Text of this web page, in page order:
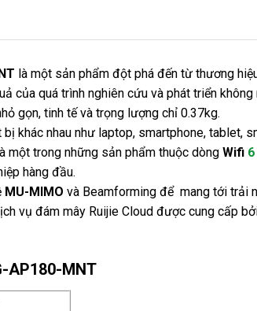
là một sản phẩm đột phá đến từ thương
của quá trình nghiên cứu và phát triển
gọn, tinh tế và trọng lượng chỉ 0.37kg.
khác nhau như laptop, smartphone, tablet,
một trong những sản phẩm thuộc dòng Wifi 6
hàng đầu.
MU-MIMO và Beamforming để mang tới trải
vụ đám mây Ruijie Cloud được cung cấp
AP180-MNT